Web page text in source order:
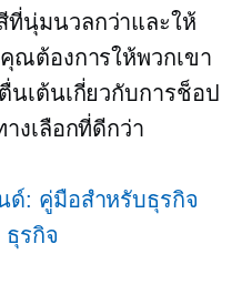
นุ่มนวลกว่าและให้
ณต้องการให้พวกเขา
นเต้นเกี่ยวกับการช็อป
งเลือกที่ดีกว่า
ด์: คู่มือสำหรับธุรกิจ
ธุรกิจ